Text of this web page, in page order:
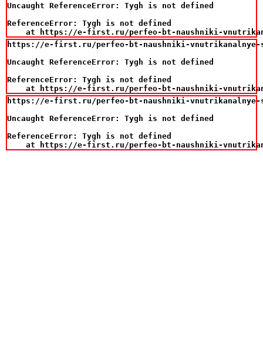
Uncaught ReferenceError: Tygh is not defined
ReferenceError: Tygh is not defined
at https://e-first.ru/perfeo-bt-naushniki-
https://e-first.ru/perfeo-bt-naushniki-vnutrikanalnye-s-
Uncaught ReferenceError: Tygh is not defined
ReferenceError: Tygh is not defined
at https://e-first.ru/perfeo-bt-naushniki-
https://e-first.ru/perfeo-bt-naushniki-vnutrikanalnye-s-
Uncaught ReferenceError: Tygh is not defined
ReferenceError: Tygh is not defined
at https://e-first.ru/perfeo-bt-naushniki-